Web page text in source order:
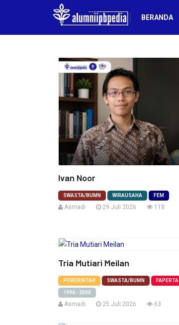
BERANDA
Ivan Noor
SWASTA/BUMN WIRAUSAHA FEM
Asmadi 29 Juli 2026 118
Tria Mutiari Meilan
PEMERINTAH SWASTA/BUMN FAPERTA
1996 - 2000
Asmadi 25 Juli 2026 63